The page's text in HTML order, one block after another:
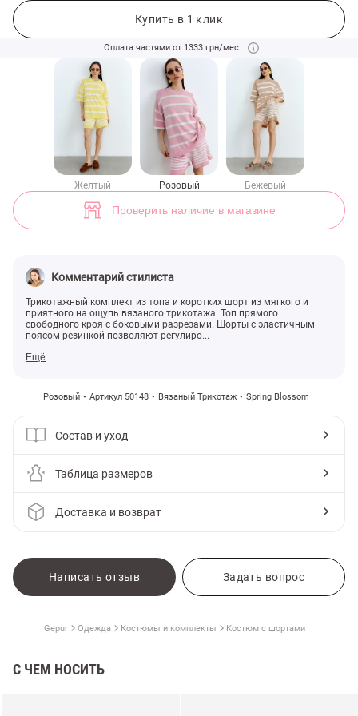
Купить в 1 клик
Оплата частями от 1333 грн/мес
Желтый Розовый Бежевый
Проверить наличие в магазине
Комментарий стилиста
Трикотажный комплект из топа и коротких шорт из мягкого и
приятного на ощупь вязаного трикотажа. Топ прямого
свободного кроя с боковыми разрезами. Шорты с эластичным
поясом-резинкой позволяют регулиро...
Ещё
Розовый Артикул 50148 Вязаный Трикотаж Spring Blossom
Состав и уход
Таблица размеров
Доставка и возврат
Написать отзыв Задать вопрос
Gepur Одежда Костюмы и комплекты Костюм с шортами
С ЧЕМ НОСИТЬ
Розовый трикотажный костюм в полоску с шортами (арт. 50148) ♡